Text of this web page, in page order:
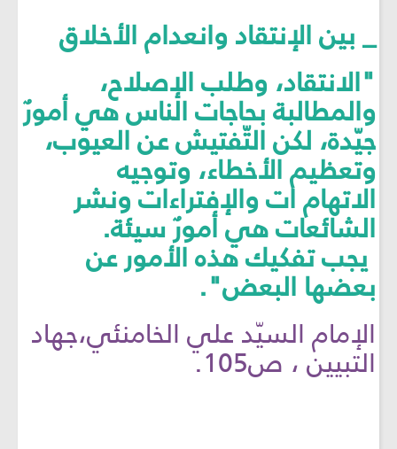
_ بين الإنتقاد وانعدام الأخلاق
"الانتقاد، وطلب الإصلاح،
والمطالبة بحاجات الناس هي أمورٌ
جيّدة، لكن التّفتيش عن العيوب،
وتعظيم الأخطاء، وتوجيه
الاتهام ات والإفتراءات ونشر
الشائعات هي أمورٌ سيئة.
يجب تفكيك هذه الأمور عن
بعضها البعض".
الإمام السيّد علي الخامنئي،جهاد
التبيين ، ص105.